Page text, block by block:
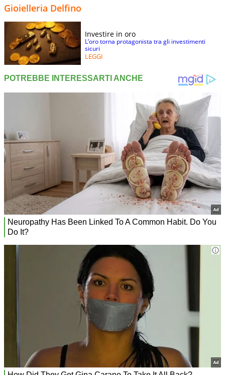
Gioielleria Delfino
Investire in oro
L’oro torna protagonista tra gli investimenti
sicuri
LEGGI